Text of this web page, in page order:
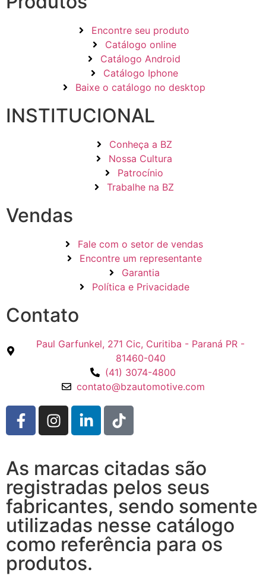
Encontre seu produto
Catálogo online
Catálogo Android
Catálogo Iphone
Baixe o catálogo no desktop
INSTITUCIONAL
Conheça a BZ
Nossa Cultura
Patrocínio
Trabalhe na BZ
Vendas
Fale com o setor de vendas
Encontre um representante
Garantia
Política e Privacidade
Contato
Paul Garfunkel, 271 Cic, Curitiba - Paraná PR -
81460-040
(41) 3074-4800
contato@bzautomotive.com
As marcas citadas são
registradas pelos seus
fabricantes, sendo somente
utilizadas nesse catálogo
como referência para os
produtos.